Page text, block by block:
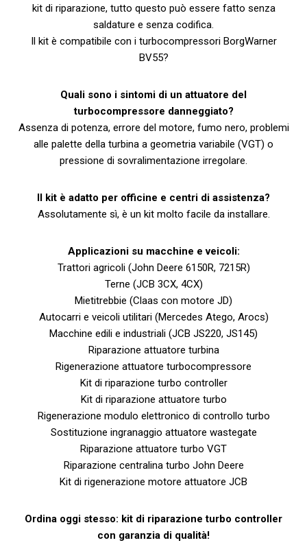
kit di riparazione, tutto questo può essere fatto senza
saldature e senza codifica.
Il kit è compatibile con i turbocompressori BorgWarner
BV55?
Quali sono i sintomi di un attuatore del
turbocompressore danneggiato?
Assenza di potenza, errore del motore, fumo nero, problemi
alle palette della turbina a geometria variabile (VGT) o
pressione di sovralimentazione irregolare.
Il kit è adatto per officine e centri di assistenza?
Assolutamente sì, è un kit molto facile da installare.
Applicazioni su macchine e veicoli:
Trattori agricoli (John Deere 6150R, 7215R)
Terne (JCB 3CX, 4CX)
Mietitrebbie (Claas con motore JD)
Autocarri e veicoli utilitari (Mercedes Atego, Arocs)
Macchine edili e industriali (JCB JS220, JS145)
Riparazione attuatore turbina
Rigenerazione attuatore turbocompressore
Kit di riparazione turbo controller
Kit di riparazione attuatore turbo
Rigenerazione modulo elettronico di controllo turbo
Sostituzione ingranaggio attuatore wastegate
Riparazione attuatore turbo VGT
Riparazione centralina turbo John Deere
Kit di rigenerazione motore attuatore JCB
Ordina oggi stesso: kit di riparazione turbo controller
con garanzia di qualità!